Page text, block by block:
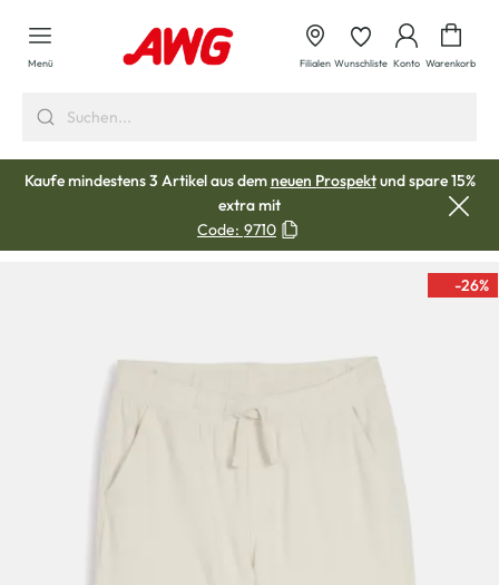
springen
Menü Filialen Wunschliste Konto Warenkorb
Kaufe mindestens 3 Artikel aus demneuen Prospektund spare 15%
extra mit
Code: 9710
-26%